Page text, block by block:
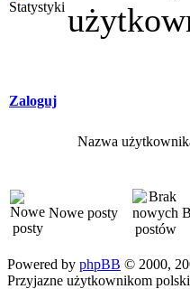
Zaloguj
Nazwa
Nowe posty
Powered by phpBB © 2000,
Przyjazne użytkownikom